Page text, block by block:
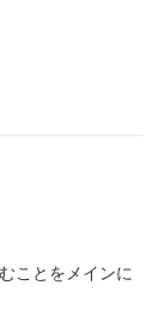
ことをメインに